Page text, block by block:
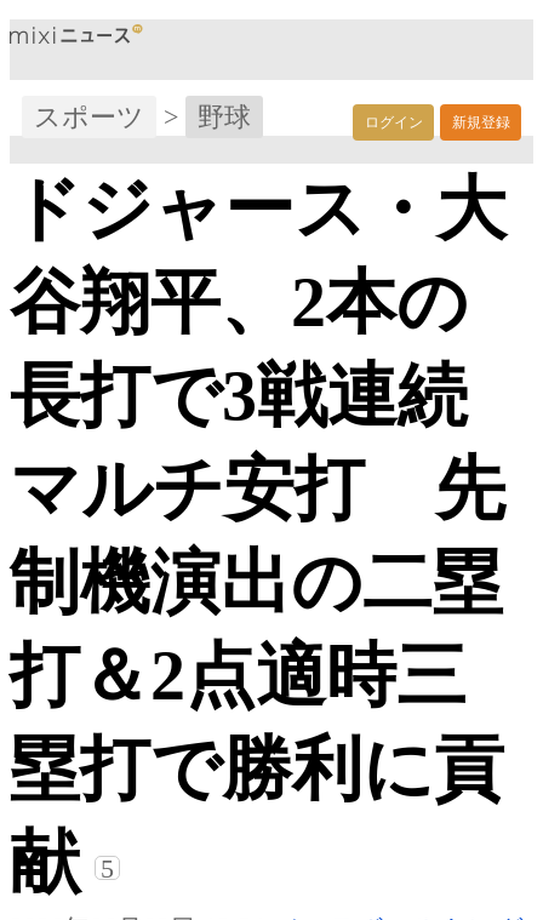
ログイン 新規登録
スポーツ > 野球
ドジャース・大
谷翔平、2本の
長打で3戦連続
マルチ安打 先
制機演出の二塁
打＆2点適時三
塁打で勝利に貢
献
5